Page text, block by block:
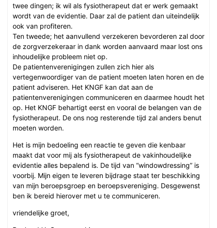
twee dingen; ik wil als fysiotherapeut dat er werk gemaakt
wordt van de evidentie. Daar zal de patient dan uiteindelijk
ook van profiteren.
Ten tweede; het aanvullend verzekeren bevorderen zal door
de zorgverzekeraar in dank worden aanvaard maar lost ons
inhoudelijke probleem niet op.
De patientenverenigingen zullen zich hier als
vertegenwoordiger van de patient moeten laten horen en de
patient adviseren. Het KNGF kan dat aan de
patientenverenigingen communiceren en daarmee houdt het
op. Het KNGF behartigt eerst en vooral de belangen van de
fysiotherapeut. De ons nog resterende tijd zal anders benut
moeten worden.
Het is mijn bedoeling een reactie te geven die kenbaar
maakt dat voor mij als fysiotherapeut de vakinhoudelijke
evidentie alles bepalend is. De tijd van “windowdressing” is
voorbij. Mijn eigen te leveren bijdrage staat ter beschikking
van mijn beroepsgroep en beroepsvereniging. Desgewenst
ben ik bereid hierover met u te communiceren.
vriendelijke groet,